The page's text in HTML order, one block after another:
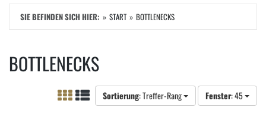
SIE BEFINDEN SICH HIER: START BOTTLENECKS
BOTTLENECKS
Sortierung: Treffer-Rang Fenster: 45